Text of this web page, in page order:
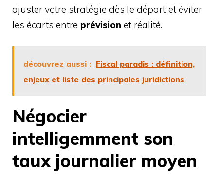
ajuster votre stratégie dès le départ et éviter
les écarts entre prévision et réalité.
découvrez aussi : Fiscal paradis : définition,
enjeux et liste des principales juridictions
Négocier
intelligemment son
taux journalier moyen